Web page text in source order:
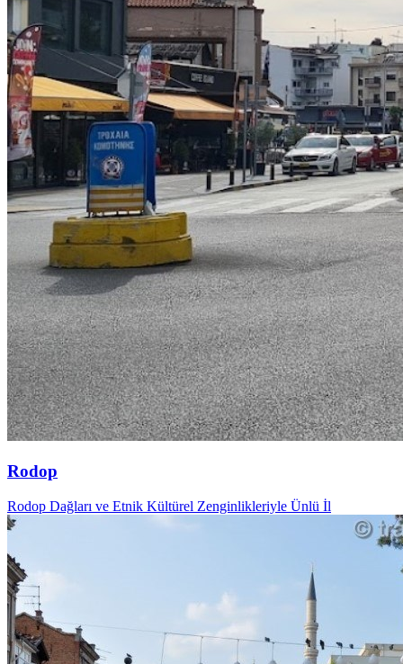
Rodop
Rodop Dağları ve Etnik Kültürel Zenginlikleriyle Ünlü İl